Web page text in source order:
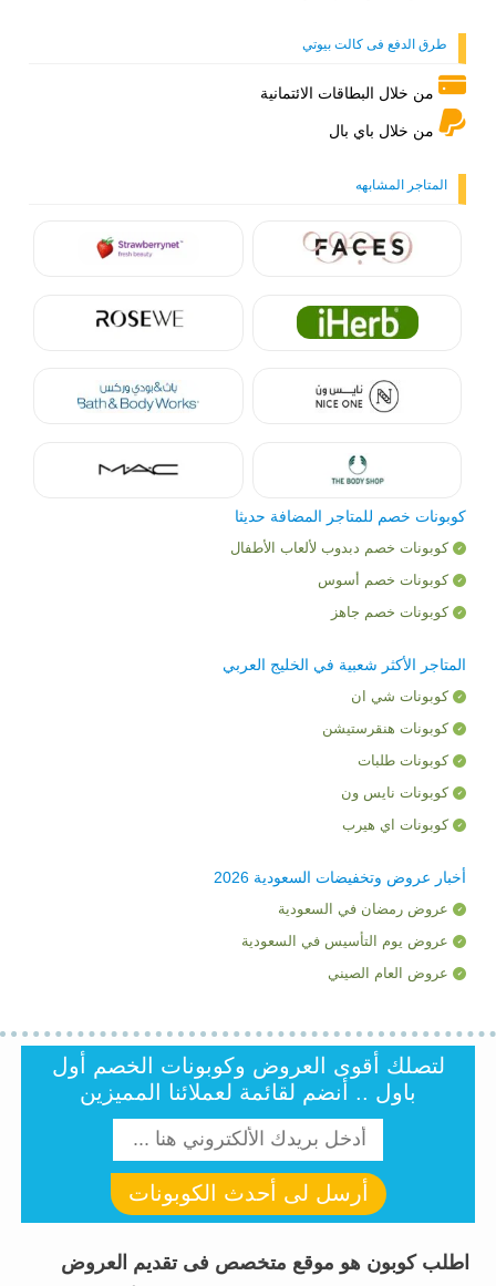
طرق الدفع فى كالت بيوتي
من خلال البطاقات الائتمانية
من خلال باي بال
المتاجر المشابهه
كوبونات خصم للمتاجر المضافة حديثا
كوبونات خصم دبدوب لألعاب الأطفال
كوبونات خصم أسوس
كوبونات خصم جاهز
المتاجر الأكثر شعبية في الخليج العربي
كوبونات شي ان
كوبونات هنقرستيشن
كوبونات طلبات
كوبونات نايس ون
كوبونات اي هيرب
أخبار عروض وتخفيضات السعودية 2026
عروض رمضان في السعودية
عروض يوم التأسيس في السعودية
عروض العام الصيني
لتصلك أقوى العروض وكوبونات الخصم أول
باول .. أنضم لقائمة لعملائنا المميزين
أرسل لى أحدث الكوبونات
اطلب كوبون هو موقع متخصص فى تقديم العروض